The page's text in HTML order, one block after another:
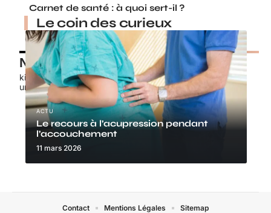
Carnet de santé : à quoi sert-il ?
Le coin des curieux
ACTU
Le recours à l’acupression pendant
l’accouchement
11 mars 2026
Nos petits chouchous
kids-promo.fr
unbrindefil.fr
Contact Mentions Légales Sitemap